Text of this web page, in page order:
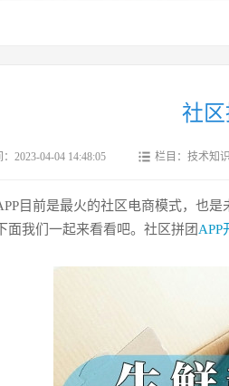
社区
2023-04-04 14:48:05 栏目：技术知识
目前是最火的社区电商模式，也
面我们一起来看看吧。社区拼团 APP